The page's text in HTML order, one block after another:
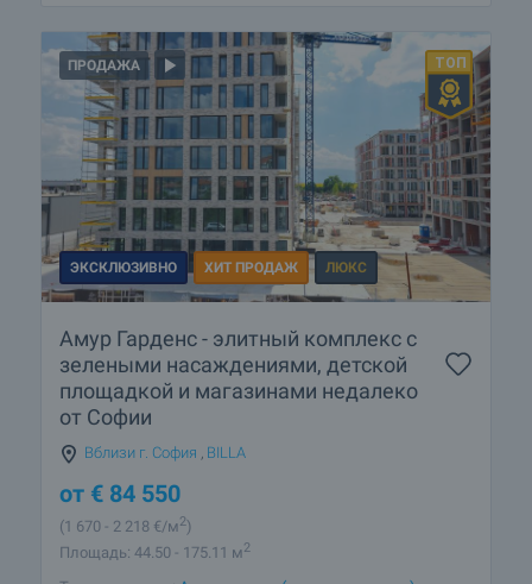
ПРОДАЖА
ЭКСКЛЮЗИВНО ХИТ ПРОДАЖ ЛЮКС
Амур Гарденс - элитный комплекс с
зелеными насаждениями, детской
площадкой и магазинами недалеко
от Софии
Вблизи г. София , BILLA
от € 84 550
(1 670 - 2 218 €/м2)
Площадь: 44.50 - 175.11 м2